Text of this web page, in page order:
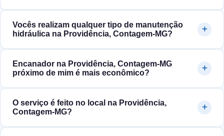
Vocês realizam qualquer tipo de manutenção
hidráulica na Providência, Contagem‑MG?
Encanador na Providência, Contagem‑MG
próximo de mim é mais econômico?
O serviço é feito no local na Providência,
Contagem‑MG?